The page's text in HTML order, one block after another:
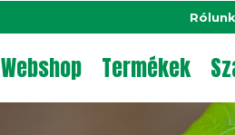
Rólunk
Webshop Termékek